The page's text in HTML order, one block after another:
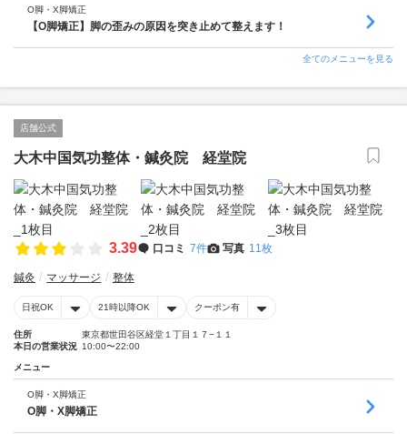
O脚・X脚矯正
【O脚矯正】脚の歪みの原因を突き止めて整えます！
全てのメニューを見る
店舗公式
大木中国気功整体・鍼灸院 経堂院
3.39 口コミ 7件 写真 11枚
鍼灸 マッサージ 整体
日祝OK 21時以降OK クーポン有
住所
東京都世田谷区経堂１丁目１７−１１
本日の営業状況 10:00〜22:00
メニュー
O脚・X脚矯正
O脚・X脚矯正